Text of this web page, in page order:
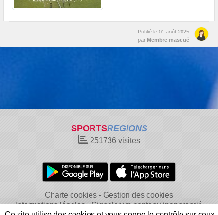
Publié le 01 août 2025
par Membre masqué
SPORTSREGIONS
251736 visites
Charte cookies
Gestion des cookies
Informations légales
Signaler un contenu inapproprié